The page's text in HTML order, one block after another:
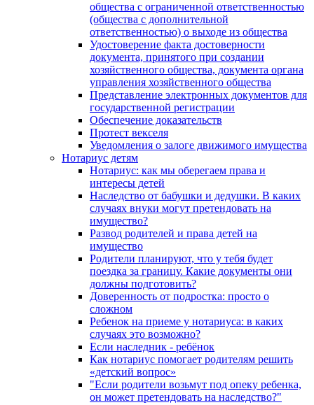
общества с ограниченной ответственностью
(общества с дополнительной
ответственностью) о выходе из общества
Удостоверение факта достоверности
документа, принятого при создании
хозяйственного общества, документа органа
управления хозяйственного общества
Представление электронных документов для
государственной регистрации
Обеспечение доказательств
Протест векселя
Уведомления о залоге движимого имущества
Нотариус детям
Нотариус: как мы оберегаем права и
интересы детей
Наследство от бабушки и дедушки. В каких
случаях внуки могут претендовать на
имущество?
Развод родителей и права детей на
имущество
Родители планируют, что у тебя будет
поездка за границу. Какие документы они
должны подготовить?
Доверенность от подростка: просто о
сложном
Ребенок на приеме у нотариуса: в каких
случаях это возможно?
Если наследник - ребёнок
Как нотариус помогает родителям решить
«детский вопрос»
"Если родители возьмут под опеку ребенка,
он может претендовать на наследство?"